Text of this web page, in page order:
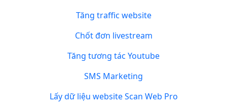
Tăng traffic website
Chốt đơn livestream
Tăng tương tác Youtube
SMS Marketing
Lấy dữ liệu website Scan Web Pro